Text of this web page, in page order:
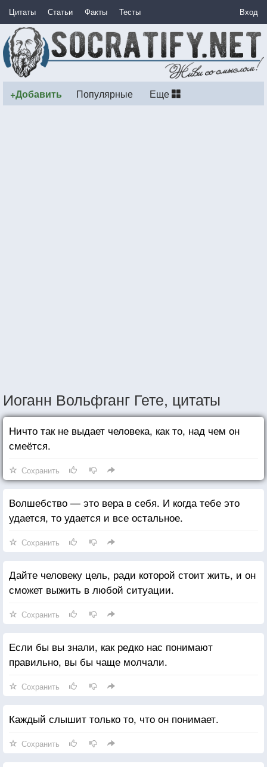
Цитаты Статьи Факты Тесты Вход
+Добавить Популярные Еще
Иоганн Вольфганг Гете, цитаты
Ничто так не выдает человека, как то, над чем он
смеётся.
Сохранить
Волшебство — это вера в себя. И когда тебе это
удается, то удается и все остальное.
Сохранить
Дайте человеку цель, ради которой стоит жить, и он
сможет выжить в любой ситуации.
Сохранить
Если бы вы знали, как редко нас понимают
правильно, вы бы чаще молчали.
Сохранить
Каждый слышит только то, что он понимает.
Сохранить